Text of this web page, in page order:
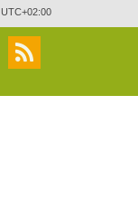
UTC+02:00